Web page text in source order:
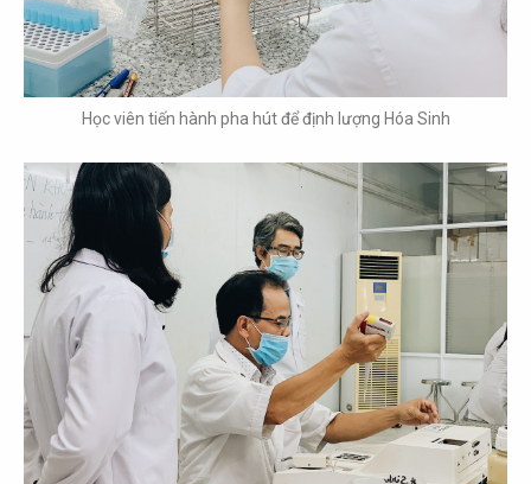
Học viên tiến hành pha hút để định lượng Hóa Sinh